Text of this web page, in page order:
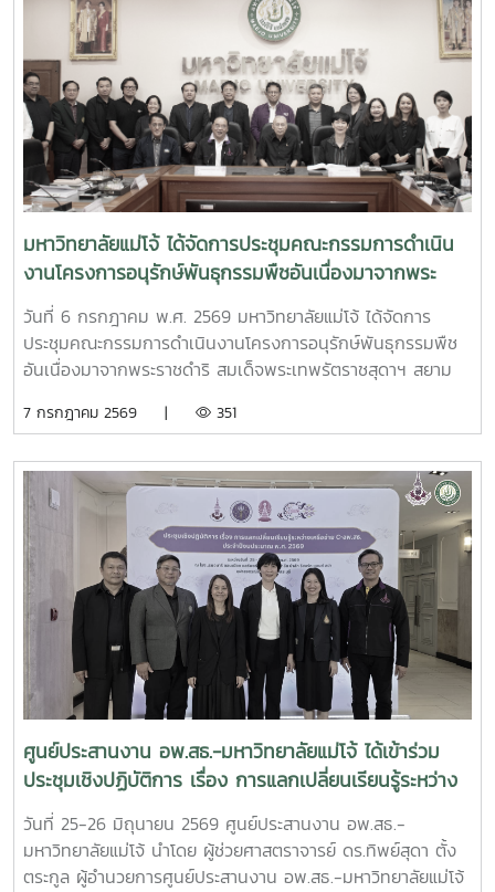
มหาวิทยาลัยแม่โจ้ ได้จัดการประชุมคณะกรรมการดำเนิน
งานโครงการอนุรักษ์พันธุกรรมพืชอันเนื่องมาจากพระ
ราชดำริ สมเด็จพระเทพรัตราชสุดาฯ สยามบรมราชกุมารี
มหาวิทยาลัยแม่โจ้ (อพ.สธ.-มจ.) ครั้งที่ 1/2569
วันที่ 6 กรกฎาคม พ.ศ. 2569 มหาวิทยาลัยแม่โจ้ ได้จัดการ
ประชุมคณะกรรมการดำเนินงานโครงการอนุรักษ์พันธุกรรมพืช
อันเนื่องมาจากพระราชดำริ สมเด็จพระเทพรัตราชสุดาฯ สยาม
ณ ห้องประชุมรวงผึ้ง ชั้น 5 อาคารสำนักงานมหาวิทยาลัย
มหาวิทยาลัยแม่โจ้ ประธานคณะกรรมการดำเนินงานฯ เป็น
ประธานการประชุม และได้รับเกียรติจาก นายพรชัย จุฑามาศ รอง
ผู้อำนวยการ อพ.สธ. และ ดร.ปิยรัษฎ์ ปริญญาพงษ์ เจริญทรัพย์
ผู้ช่วยผู้อำนวยการ อพ.สธ./เลขานุการคณะกรรมการ อพ.สธ.เข้า
ร่วมการประชุม โดยมี ผศ.ดร.ทิพย์สุดา ตั้งตระกูล ผู้อำนวยการ
ศูนย์ประสานงาน อพ.สธ.-มหาวิทยาลัยแม่โจ้ และผศ.ดร.เยาวนิตย์
ธาราฉาย รองผู้อำนวยการศูนย์ประสานงาน อพ.สธ.-
มหาวิทยาลัยแม่โจ้ หน้าที่เป็นฝ่ายเลขานุการการประชุม การ
ประชุมครั้งนี้มีคณะกรรมการดำเนินงานโครงการ อพ.สธ.-มจ.
ประกอบด้วย รองอธิการบดี ผู้ช่วยอธิการบดี คณบดี และผู้
อำนวยการสำนักวิจัยและส่งเสริมวิชาการการเกษตร เข้าร่วม
ประชุมรวมทั้งสิ้น 32 ท่าน โดยเข้าร่วม ณ ห้องประชุม จำนวน
28 ท่าน และผ่านระบบประชุมออนไลน์ Zoom Meeting จำนวน
4 ท่าน ซึ่งในการประชุมครั้งนี้มีวาระสำคัญ อาทิเช่น สรุปผลการ
ดำเนินงานการจัดการประชุมวิชาการและนิทรรศการ ครั้งที่ 12
ทรัพยากรไทย : หวนดูทรัพย์สิ่งสินตน สรุปผลการดำเนินงาน
7 กรกฎาคม 2569 | 351
ศูนย์ประสานงาน อพ.สธ.-มหาวิทยาลัยแม่โจ้ ได้เข้าร่วม
ประชุมเชิงปฏิบัติการ เรื่อง การแลกเปลี่ยนเรียนรู้ระหว่าง
เครือข่าย C-อพ.สธ. ประจำปีงบประมาณ พ.ศ. 2569
วันที่ 25-26 มิถุนายน 2569 ศูนย์ประสานงาน อพ.สธ.-
มหาวิทยาลัยแม่โจ้ นำโดย ผู้ช่วยศาสตราจารย์ ดร.ทิพย์สุดา ตั้ง
ตระกูล ผู้อำนวยการศูนย์ประสานงาน อพ.สธ.-มหาวิทยาลัยแม่โจ้